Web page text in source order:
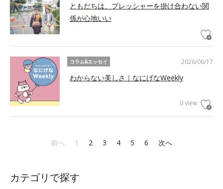
ともだちは、プレッシャーを掛け合わない関
係が心地いい
2026/06/17
コラム&エッセイ
わからない美しさ｜なにげなWeekly
0 view
前へ 1 2 3 4 5 6 次へ
カテゴリで探す